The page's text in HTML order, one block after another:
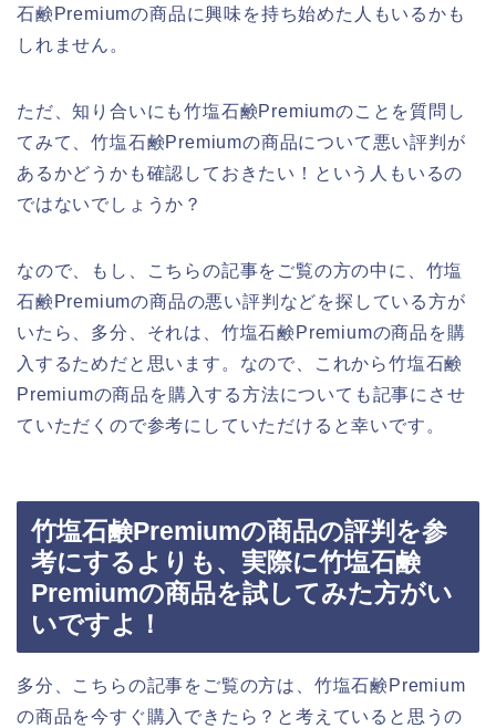
石鹸Premiumの商品に興味を持ち始めた人もいるかも
しれません。
ただ、知り合いにも竹塩石鹸Premiumのことを質問し
てみて、竹塩石鹸Premiumの商品について悪い評判が
あるかどうかも確認しておきたい！という人もいるの
ではないでしょうか？
なので、もし、こちらの記事をご覧の方の中に、竹塩
石鹸Premiumの商品の悪い評判などを探している方が
いたら、多分、それは、竹塩石鹸Premiumの商品を購
入するためだと思います。なので、これから竹塩石鹸
Premiumの商品を購入する方法についても記事にさせ
ていただくので参考にしていただけると幸いです。
竹塩石鹸Premiumの商品の評判を参
考にするよりも、実際に竹塩石鹸
Premiumの商品を試してみた方がい
いですよ！
多分、こちらの記事をご覧の方は、竹塩石鹸Premium
の商品を今すぐ購入できたら？と考えていると思うの